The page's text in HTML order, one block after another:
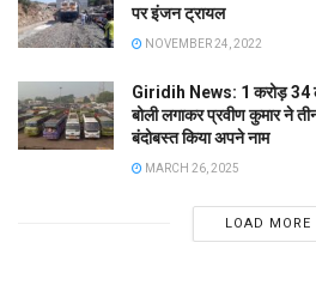
पर इंजन ट्रायल
NOVEMBER 24, 2022
Giridih News: 1 करोड़ 34
बोली लगाकर प्रवीण कुमार ने
बंदोबस्त किया अपने नाम
MARCH 26, 2025
LOAD MORE